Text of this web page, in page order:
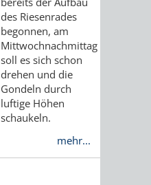
des Riesenrades
begonnen, am
Mittwochnachmittag
soll es sich schon
drehen und die
Gondeln durch
luftige Höhen
schaukeln.
mehr...